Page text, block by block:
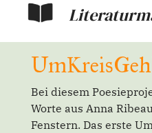
Bei diesem
Worte aus Anna
Fenstern. Das erste